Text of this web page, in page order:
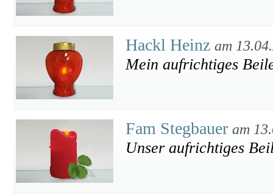
Hackl Heinz am
Mein aufrichtiges
Fam Stegbauer am
Unser aufrichtiges